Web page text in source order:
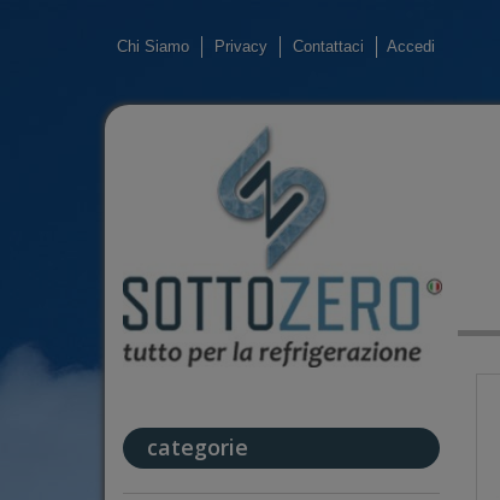
Chi Siamo Privacy Contattaci Accedi
categorie